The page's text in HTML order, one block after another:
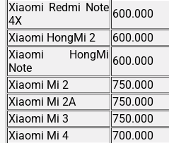
Xiaomi Redmi Note
4X
600.000
Xiaomi HongMi 2
600.000
Xiaomi HongMi
Note
600.000
Xiaomi Mi 2
750.000
Xiaomi Mi 2A
750.000
Xiaomi Mi 3
750.000
Xiaomi Mi 4
700.000